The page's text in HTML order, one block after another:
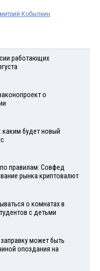
Кобылкин
работающих
о
будет новый
правилам: Совфед
рынка криптовалют
о комнатах в
с детьми
может быть
опоздания на